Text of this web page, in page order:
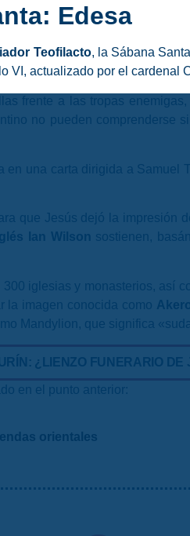
Edesa
Teofilacto, la Sábana
actualizado por el cardenal
frente a las tropas
no pueden
en una carta dirigida a Samuel
que Jesús dejó la
Ian Wilson sostienen,
iglesias y monasterios, así
la imagen conocida como
Mandylion, que significa
¿LIENZO FUNERARIO DE
en el punto anterior:
orientales